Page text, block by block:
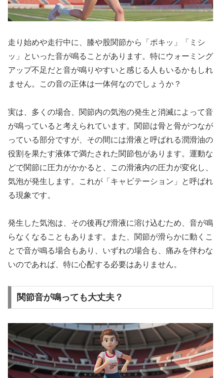
走り始めや走行中に、膝や股関節から「ポキッ」「ミシ
ッ」といった音が鳴ることがあります。特にウォーミング
アップ不足だと音が鳴りやすいと感じる人もいるかもしれ
ません。この音の正体は一体何なのでしょうか？
実は、多くの場合、関節内の気泡の発生と消滅によって音
が鳴っていると考えられています。 関節は骨と骨がつなが
っている部分ですが、その間には滑液と呼ばれる潤滑油の
役割を果たす液体で満たされた関節包があります。運動な
どで関節に圧力がかかると、この滑液内の圧力が変化し、
気泡が発生します。これが 「キャビテーション」
と呼ばれ
る現象です。
発生した気泡は、その後再び滑液に溶け込むため、音が鳴
らなくなることもあります。また、関節が滑らかに動くこ
とで音が鳴る場合もあり、いずれの場合も、 痛みを伴わな
いのであれば、特に心配する必要はありません。
関節音が鳴っても大丈夫？